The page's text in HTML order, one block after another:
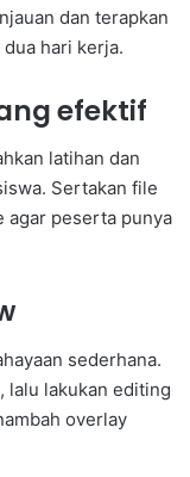
dan terapkan
hari kerja.
efektif
latihan dan
Sertakan file
agar peserta punya
sederhana.
lalu lakukan editing
overlay